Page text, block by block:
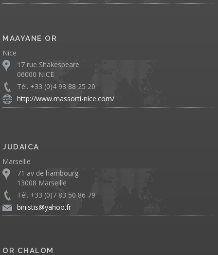
MAAYANE OR
Nice
17 rue Shakespeare
06000 NICE
Tél. +33 (0)4 93 88 25 20
http://www.massorti-nice.com/
JUDAICA
Marseille
71 av de hambourg
13008 Marseille
Tél. +33 (0)7 83 50 86 79
binistis@yahoo.fr
OR CHALOM